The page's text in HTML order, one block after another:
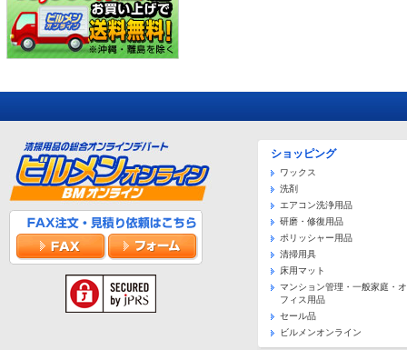
ショッピング
ワックス
洗剤
エアコン洗浄用品
研磨・修復用品
ポリッシャー用品
清掃用具
床用マット
マンション管理・一般家庭・オ
フィス用品
セール品
ビルメンオンライン